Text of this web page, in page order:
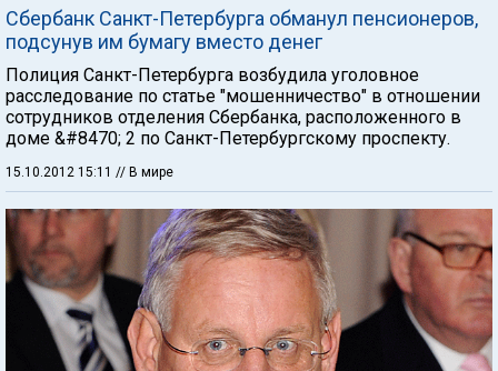
Сбербанк Санкт-Петербурга обманул пенсионеров,
подсунув им бумагу вместо денег
Полиция Санкт-Петербурга возбудила уголовное
расследование по статье "мошенничество" в отношении
сотрудников отделения Сбербанка, расположенного в
доме &#8470; 2 по Санкт-Петербургскому проспекту.
15.10.2012 15:11 // В мире